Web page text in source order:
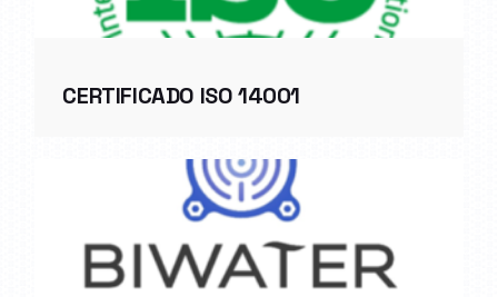
CERTIFICADO ISO 14001